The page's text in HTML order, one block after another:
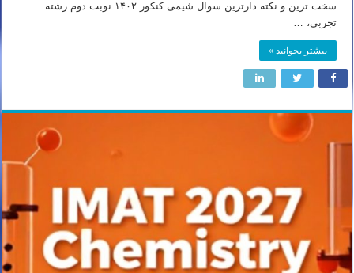
سخت ترین و نکته دارترین سوال شیمی کنکور ۱۴۰۲ نوبت دوم رشته
تجربی، …
بیشتر بخوانید »